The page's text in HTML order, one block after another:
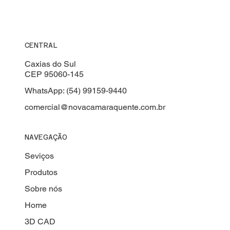
CENTRAL
Caxias do Sul
CEP 95060-145
WhatsApp: (54) 99159-9440
comercial@novacamaraquente.com.br
NAVEGAÇÃO
Sobre nós
Home
Produtos
3D CAD
Seviços